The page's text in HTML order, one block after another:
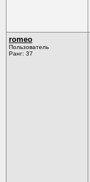
romeo
Пользователь
Ранг: 37